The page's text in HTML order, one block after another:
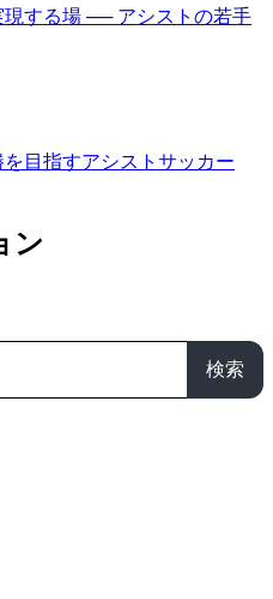
する場 ── アシストの若手
目指すアシストサッカー
ン
検索